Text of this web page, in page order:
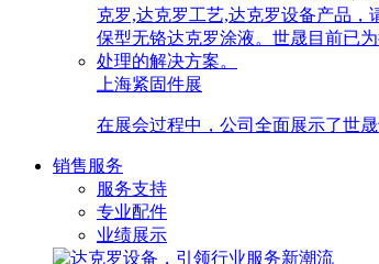
上海紧固件展
在展会过程中，公司全面展示了世
销售服务
服务支持
专业配件
业绩展示